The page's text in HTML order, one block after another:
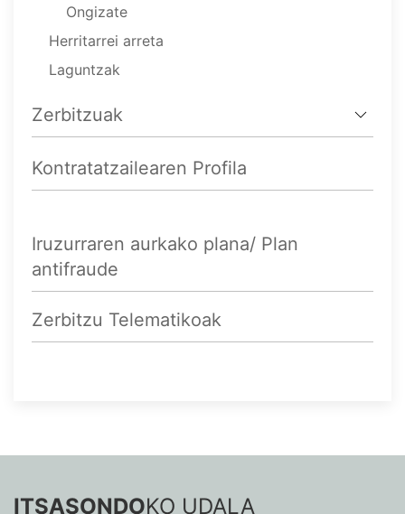
Ongizate
Herritarrei arreta
Laguntzak
Zerbitzuak
Kontratatzailearen Profila
Iruzurraren aurkako plana/ Plan
antifraude
Zerbitzu Telematikoak
ITSASONDOKO UDALA